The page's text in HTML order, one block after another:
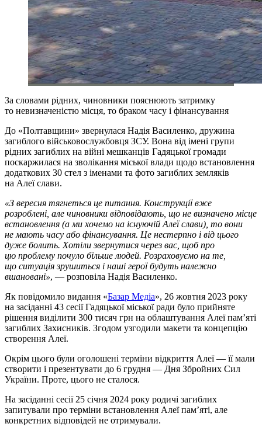
За словами рідних, чиновники пояснюють затримку
то невизначеністю місця, то браком часу і фінансування
До «Полтавщини» звернулася Надія Василенко, дружина
загиблого військовослужбовця ЗСУ. Вона від імені групи
рідних загиблих на війні мешканців Гадяцької громади
поскаржилася на зволікання міської влади щодо встановлення
додаткових 30 стел з іменами та фото загиблих земляків
на Алеї слави.
«З вересня тягнеться це питання. Конструкції вже
розроблені, але чиновники відповідають, що не визначено місце
встановлення (а ми хочемо на існуючій Алеї слави), то вони
не мають часу або фінансування. Це нестерпно і від цього
дуже болить. Хотіли звернутися через вас, щоб про
цю проблему почуло більше людей. Розраховуємо на те,
що ситуація зрушиться і наші герої будуть належно
вшановані», — розповіла Надія Василенко.
Як повідомило видання «Базар Медіа», 26 жовтня 2023 року
на засіданні 43 сесії Гадяцької міської ради було прийняте
рішення виділити 300 тисяч грн на облаштування Алеї памʼяті
загиблих Захисників. Згодом узгодили макети та концепцію
створення Алеї.
Окрім цього були оголошені терміни відкриття Алеї — її мали
створити і презентувати до 6 грудня — Дня Збройних Сил
України. Проте, цього не сталося.
На засіданні сесії 25 січня 2024 року родичі загиблих
запитували про терміни встановлення Алеї пам’яті, але
конкретних відповідей не отримували.